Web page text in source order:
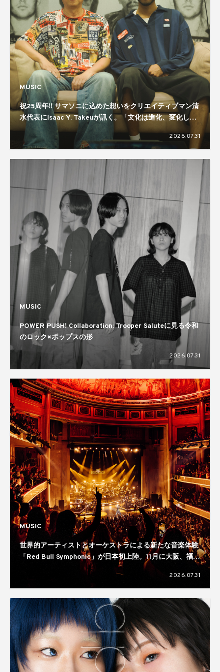
MUSIC
祝25周年!! サマソニに込めた想いをクリエイティブマン清
水代表にIsaac Y. Takeuが訊く。「文化は進化、変化して
いくもの」「規模感が大事」
2026.07.31
MUSIC
POWER PUSH! Collaboration: Trooper Saluteに見る令和
のロック×ポップスの形
2026.07.31
MUSIC
世界的アーティストとオーケストラによる新たな音楽体験
「Red Bull Symphonic」が日本初上陸。11月に大阪、福
岡、仙台、横浜の4都市で開催へ
2026.07.31